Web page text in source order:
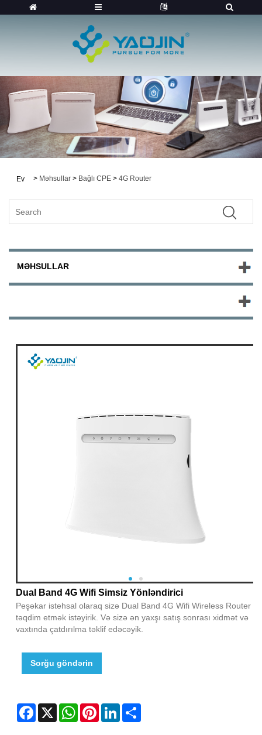
Ev > Məhsullar > Bağlı CPE > 4G Router
MƏHSULLAR
Dual Band 4G Wifi Simsiz Yönləndirici
Peşəkar istehsal olaraq sizə Dual Band 4G Wifi Wireless Router
təqdim etmək istəyirik. Və sizə ən yaxşı satış sonrası xidmət və
vaxtında çatdırılma təklif edəcəyik.
Sorğu göndərin
Facebook
X WhatsAppPinterestLinkedIn